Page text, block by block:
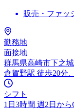
販売・ファッ
勤務地
面接地
群馬県高崎市下之城
倉賀野駅 徒歩20分
シフト
1日3時間 週2日から